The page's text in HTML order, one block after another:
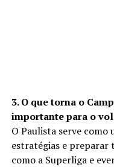
3. O que torna o
importante para o
O Paulista serve
estratégias e preparar
como a Superliga e